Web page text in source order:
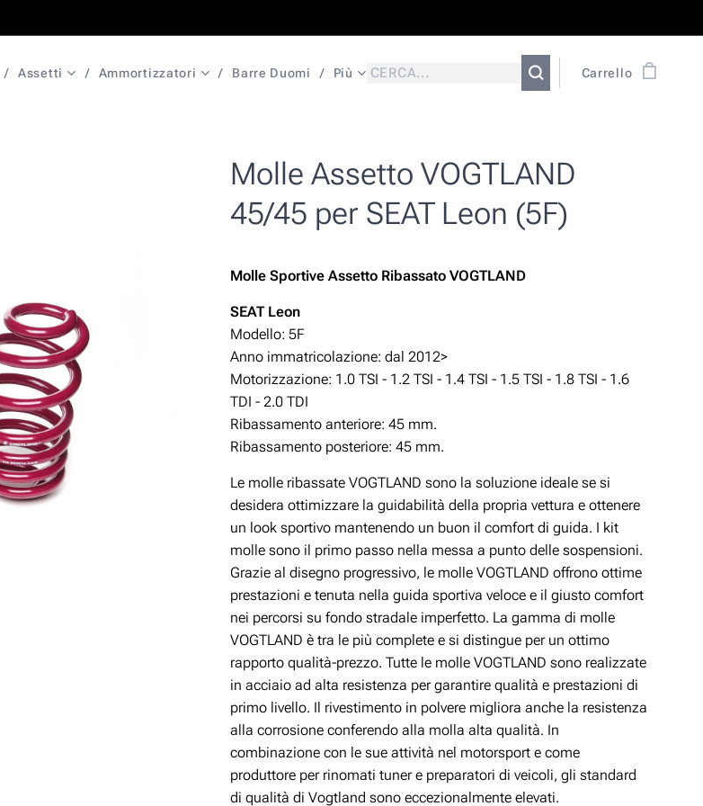
Assetti Ammortizzatori Barre Duomi Più Carrello
Molle Assetto VOGTLAND
45/45 per SEAT Leon (5F)
Molle Sportive Assetto Ribassato VOGTLAND
SEAT Leon
Modello: 5F
Anno immatricolazione: dal 2012>
Motorizzazione: 1.0 TSI - 1.2 TSI - 1.4 TSI - 1.5 TSI - 1.8 TSI - 1.6
TDI - 2.0 TDI
Ribassamento anteriore: 45 mm.
Ribassamento posteriore: 45 mm.
Le molle ribassate VOGTLAND sono la soluzione ideale se si
desidera ottimizzare la guidabilità della propria vettura e ottenere
un look sportivo mantenendo un buon il comfort di guida. I kit
molle sono il primo passo nella messa a punto delle sospensioni.
Grazie al disegno progressivo, le molle VOGTLAND offrono ottime
prestazioni e tenuta nella guida sportiva veloce e il giusto comfort
nei percorsi su fondo stradale imperfetto. La gamma di molle
VOGTLAND è tra le più complete e si distingue per un ottimo
rapporto qualità-prezzo. Tutte le molle VOGTLAND sono realizzate
in acciaio ad alta resistenza per garantire qualità e prestazioni di
primo livello. Il rivestimento in polvere migliora anche la resistenza
alla corrosione conferendo alla molla alta qualità. In
combinazione con le sue attività nel motorsport e come
produttore per rinomati tuner e preparatori di veicoli, gli standard
di qualità di Vogtland sono eccezionalmente elevati.